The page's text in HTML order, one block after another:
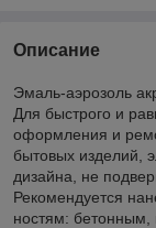
Описание
Эмаль-аэрозоль
Для быстрого и
оформления и
бытовых изделий,
дизайна, не
Рекомендуется
ностям: бетонным,